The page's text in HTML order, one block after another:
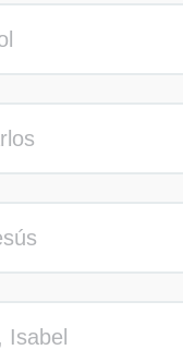
Isabel